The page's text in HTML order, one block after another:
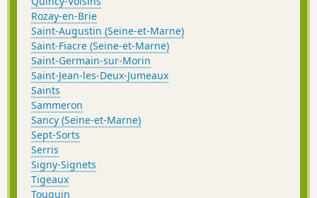
Rozay-en-Brie
Saint-Augustin (Seine-et-Marne)
Saint-Fiacre (Seine-et-Marne)
Saint-Germain-sur-Morin
Saint-Jean-les-Deux-Jumeaux
Saints
Sammeron
Sancy (Seine-et-Marne)
Sept-Sorts
Serris
Signy-Signets
Tigeaux
Touquin